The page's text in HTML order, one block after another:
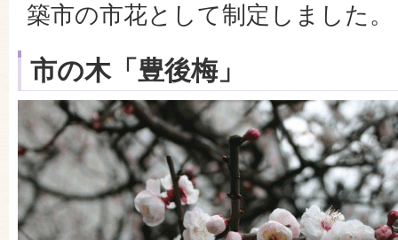
築市の市花として制定しました。
市の木「豊後梅」